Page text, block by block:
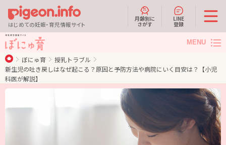
はじめての妊娠・育児情報サイト
月齢別に
さがす
LINE
登録
MENU
ぼにゅ育
授乳トラブル
新生児の吐き戻しはなぜ起こる？原因と予防方法や病院にいく目安は？【小児
科医が解説】